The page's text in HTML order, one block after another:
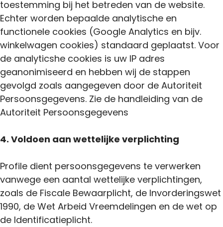
toestemming bij het betreden van de website.
Echter worden bepaalde analytische en
functionele cookies (Google Analytics en bijv.
winkelwagen cookies) standaard geplaatst. Voor
de analyticshe cookies is uw IP adres
geanonimiseerd en hebben wij de stappen
gevolgd zoals aangegeven door de Autoriteit
Persoonsgegevens. Zie de handleiding van de
Autoriteit Persoonsgegevens
4. Voldoen aan wettelijke verplichting
Profile dient persoonsgegevens te verwerken
vanwege een aantal wettelijke verplichtingen,
zoals de Fiscale Bewaarplicht, de Invorderingswet
1990, de Wet Arbeid Vreemdelingen en de wet op
de Identificatieplicht.